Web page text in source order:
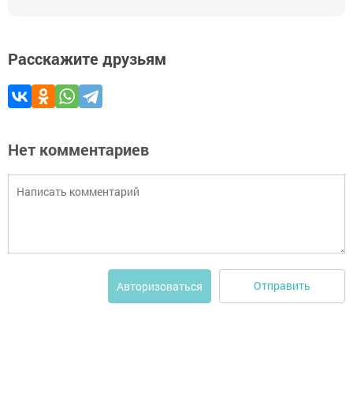
Расскажите друзьям
Нет комментариев
Авторизоваться Отправить